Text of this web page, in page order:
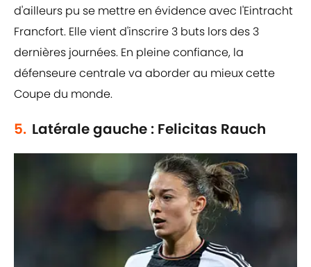
d'ailleurs pu se mettre en évidence avec l'Eintracht
Francfort. Elle vient d'inscrire 3 buts lors des 3
dernières journées. En pleine confiance, la
défenseure centrale va aborder au mieux cette
Coupe du monde.
5. Latérale gauche : Felicitas Rauch